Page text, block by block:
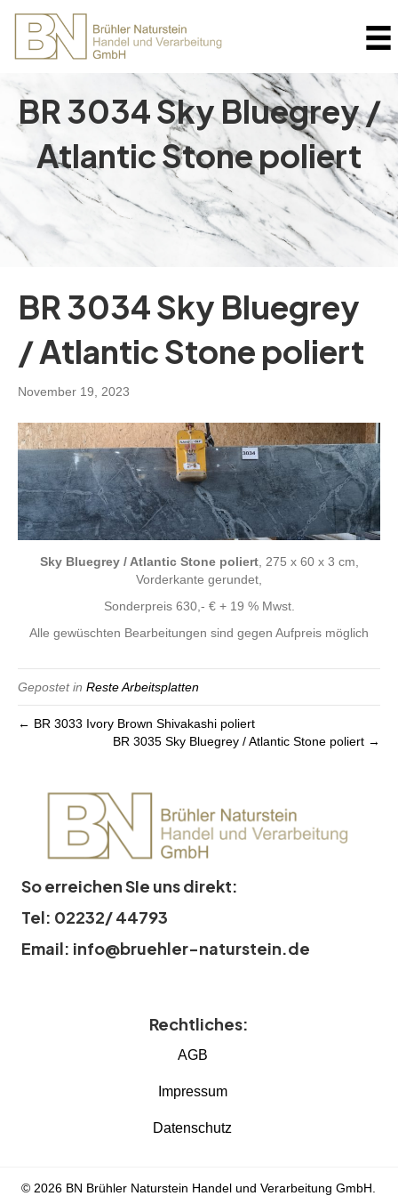
BR 3034 Sky Bluegrey /
Atlantic Stone poliert
BR 3034 Sky Bluegrey
/ Atlantic Stone poliert
November 19, 2023
Sky Bluegrey / Atlantic Stone poliert, 275 x 60 x 3 cm,
Vorderkante gerundet,
Sonderpreis 630,- € + 19 % Mwst.
Alle gewüschten Bearbeitungen sind gegen Aufpreis möglich
Gepostet in Reste Arbeitsplatten
← BR 3033 Ivory Brown Shivakashi poliert
BR 3035 Sky Bluegrey / Atlantic Stone poliert →
So erreichen SIe uns direkt:
Tel: 02232/ 44793
Email: info@bruehler-naturstein.de
Rechtliches:
AGB
Impressum
Datenschutz
© 2026 BN Brühler Naturstein Handel und Verarbeitung GmbH.